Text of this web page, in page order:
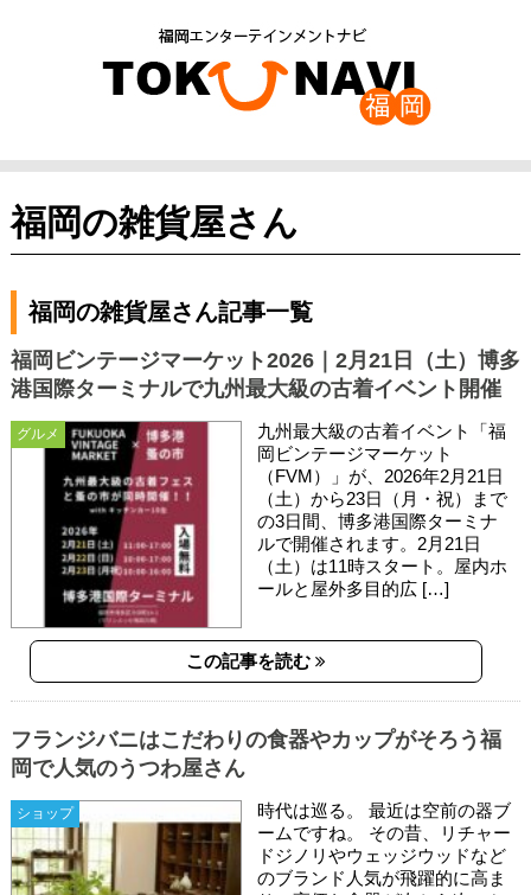
福岡の雑貨屋さん
福岡の雑貨屋さん記事一覧
グルメ
福岡ビンテージマーケット2026｜2月21日（土）博多
港国際ターミナルで九州最大級の古着イベント開催
九州最大級の古着イベント「福
岡ビンテージマーケット
（FVM）」が、2026年2月21日
（土）から23日（月・祝）まで
の3日間、博多港国際ターミナ
ルで開催されます。2月21日
（土）は11時スタート。屋内ホ
ールと屋外多目的広 […]
この記事を読む
ショップ
フランジバニはこだわりの食器やカップがそろう福
岡で人気のうつわ屋さん
時代は巡る。 最近は空前の器ブ
ームですね。 その昔、リチャー
ドジノリやウェッジウッドなど
のブランド人気が飛躍的に高ま